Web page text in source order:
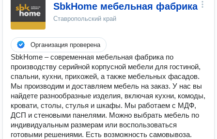
SbkHome мебельная фабрика
Ставропольский край
Организация проверена
SbkHome – современная мебельная фабрика по
производству серийной корпусной мебели для гостиной,
спальни, кухни, прихожей, а также мебельных фасадов.
Мы производим и доставляем мебель на заказ. У нас вы
найдете разнообразные изделия, включая кухни, комоды,
кровати, столы, стулья и шкафы. Мы работаем с МДФ,
ДСП и стеновыми панелями. Можно выбрать мебель по
индивидуальным размерам или воспользоваться
готовыми решениями. Есть возможность самовывоза.